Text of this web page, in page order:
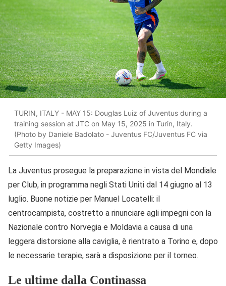
TURIN, ITALY - MAY 15: Douglas Luiz of Juventus during a
training session at JTC on May 15, 2025 in Turin, Italy.
(Photo by Daniele Badolato - Juventus FC/Juventus FC via
Getty Images)
La Juventus prosegue la preparazione in vista del Mondiale
per Club, in programma negli Stati Uniti dal 14 giugno al 13
luglio. Buone notizie per Manuel Locatelli: il
centrocampista, costretto a rinunciare agli impegni con la
Nazionale contro Norvegia e Moldavia a causa di una
leggera distorsione alla caviglia, è rientrato a Torino e, dopo
le necessarie terapie, sarà a disposizione per il torneo.
Le ultime dalla Continassa